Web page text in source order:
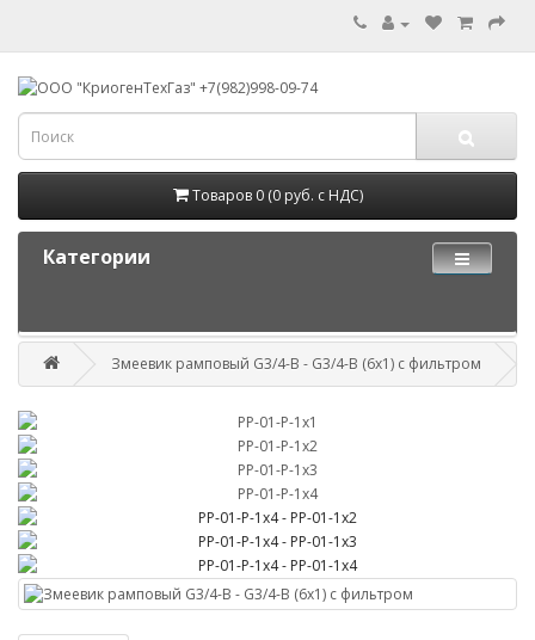
Товаров 0 (0 руб. с НДС)
Категории
Змеевик рамповый G3/4-B - G3/4-B (6х1) с фильтром